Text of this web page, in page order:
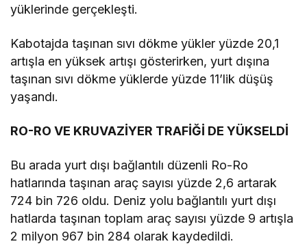
yüklerinde gerçekleşti.
Kabotajda taşınan sıvı dökme yükler yüzde 20,1
artışla en yüksek artışı gösterirken, yurt dışına
taşınan sıvı dökme yüklerde yüzde 11’lik düşüş
yaşandı.
RO-RO VE KRUVAZİYER TRAFİĞİ DE YÜKSELDİ
Bu arada yurt dışı bağlantılı düzenli Ro-Ro
hatlarında taşınan araç sayısı yüzde 2,6 artarak
724 bin 726 oldu. Deniz yolu bağlantılı yurt dışı
hatlarda taşınan toplam araç sayısı yüzde 9 artışla
2 milyon 967 bin 284 olarak kaydedildi.